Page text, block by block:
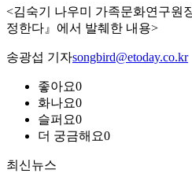
<김숙기 나우미 가족문화연구원
정한다』에서 발췌한 내용>
송광섭 기자songbird@etoday.co.kr
좋아요0
화나요0
슬퍼요0
더 궁금해요0
최신뉴스